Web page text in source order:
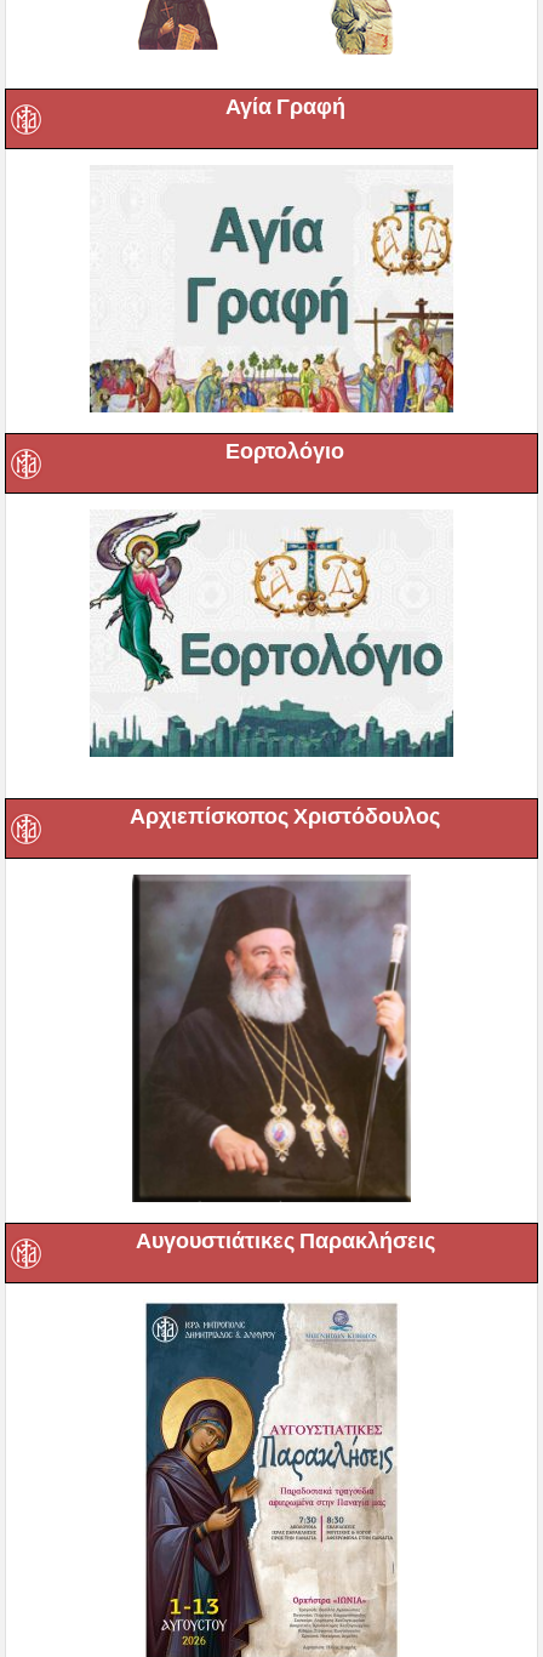
Αγία Γραφή
Εορτολόγιο
Αρχιεπίσκοπος Χριστόδουλος
Αυγουστιάτικες Παρακλήσεις